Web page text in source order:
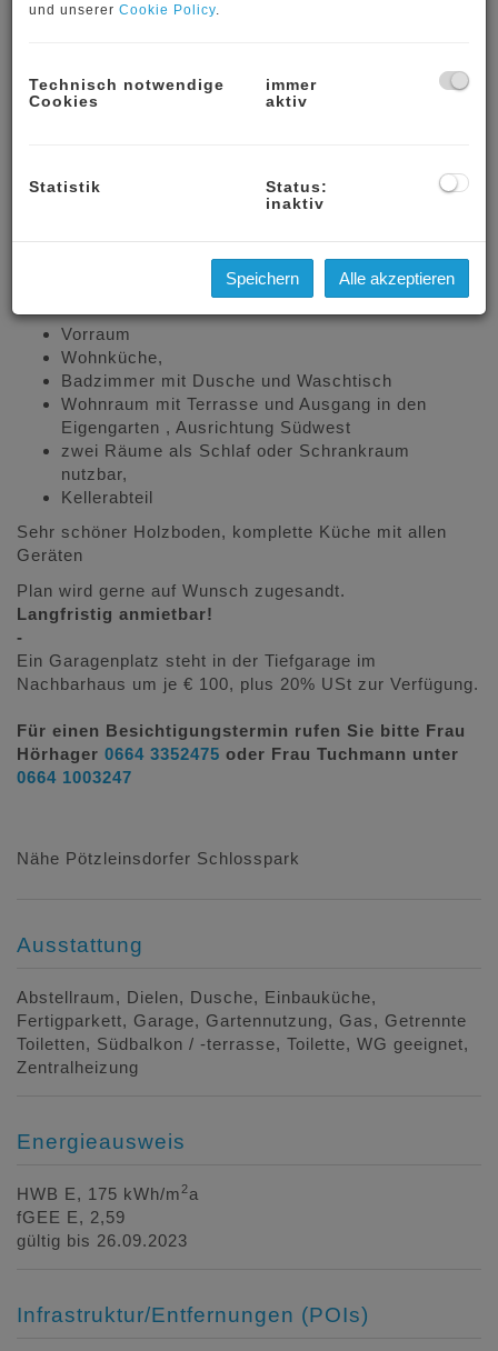
Beschreibung
Die Raumaufteilung ist wie folgt:
Vorraum
Wohnküche,
Badzimmer mit Dusche und Waschtisch
Wohnraum mit Terrasse und Ausgang in den
Eigengarten , Ausrichtung Südwest
zwei Räume als Schlaf oder Schrankraum
nutzbar,
Kellerabteil
Sehr schöner Holzboden, komplette Küche mit allen
Geräten
Plan wird gerne auf Wunsch zugesandt.
Langfristig anmietbar!
-
Ein Garagenplatz steht in der Tiefgarage im
Nachbarhaus um je € 100, plus 20% USt zur Verfügung.
Für einen Besichtigungstermin rufen Sie bitte Frau
Hörhager 0664 3352475 oder Frau Tuchmann unter
0664 1003247
Nähe Pötzleinsdorfer Schlosspark
Ausstattung
Abstellraum Dielen Dusche
Einbauküche
Fertigparkett
Garage Gartennutzung Gas
Getrennte
Toiletten
Südbalkon / -terrasse Toilette
WG geeignet
Zentralheizung
Energieausweis
HWB E, 175 kWh/m 2a
fGEE E, 2,59
gültig bis 26.09.2023
Infrastruktur/Entfernungen (POIs)
und unserer Cookie Policy
Technisch notwendige
Cookies
immer
aktiv
Statistik
Status:
inaktiv
Speichern Alle akzeptieren